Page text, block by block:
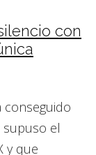
con
conseguido
supuso el
y que